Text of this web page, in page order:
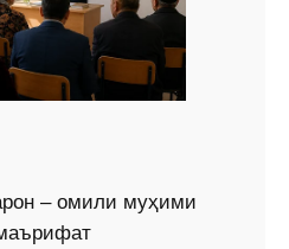
– омили муҳими